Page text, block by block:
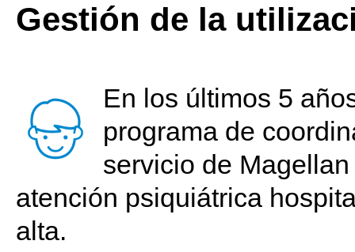
Gestión de la
En los últimos 5
programa de
servicio de
atención psiquiátrica
alta.